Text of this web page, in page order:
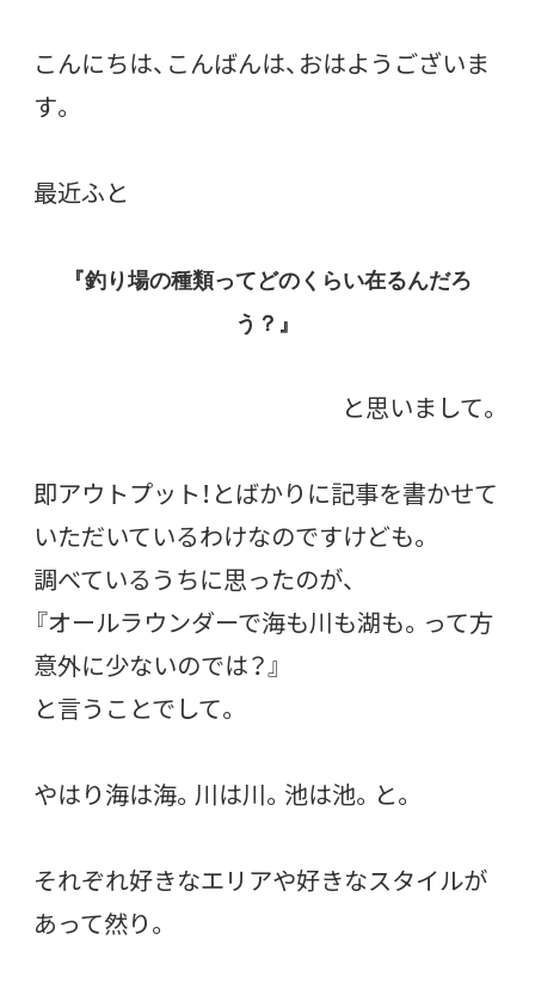
こんにちは、こんばんは、おはようございま
す。
最近ふと
『釣り場の種類ってどのくらい在るんだろ
う？』
と思いまして。
即アウトプット！とばかりに記事を書かせて
いただいているわけなのですけども。
調べているうちに思ったのが、
『オールラウンダーで海も川も湖も。って方
意外に少ないのでは？』
と言うことでして。
やはり海は海。川は川。池は池。と。
それぞれ好きなエリアや好きなスタイルが
あって然り。